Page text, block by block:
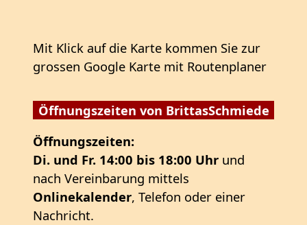
Mit Klick auf die Karte kommen Sie zur
grossen Google Karte mit Routenplaner
Öffnungszeiten von BrittasSchmiede
Öffnungszeiten:
Di. und Fr. 14:00 bis 18:00 Uhr und
nach Vereinbarung mittels
Onlinekalender, Telefon oder einer
Nachricht.